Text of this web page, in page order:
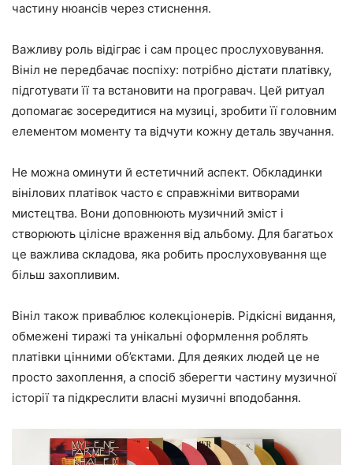
частину нюансів через стиснення.
Важливу роль відіграє і сам процес прослуховування.
Вініл не передбачає поспіху: потрібно дістати платівку,
підготувати її та встановити на програвач. Цей ритуал
допомагає зосередитися на музиці, зробити її головним
елементом моменту та відчути кожну деталь звучання.
Не можна оминути й естетичний аспект. Обкладинки
вінілових платівок часто є справжніми витворами
мистецтва. Вони доповнюють музичний зміст і
створюють цілісне враження від альбому. Для багатьох
це важлива складова, яка робить прослуховування ще
більш захопливим.
Вініл також приваблює колекціонерів. Рідкісні видання,
обмежені тиражі та унікальні оформлення роблять
платівки цінними об’єктами. Для деяких людей це не
просто захоплення, а спосіб зберегти частину музичної
історії та підкреслити власні музичні вподобання.